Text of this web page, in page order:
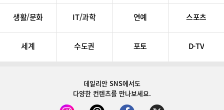
생활/문화 IT/과학 연예 스포츠
세계 수도권 포토 D-TV
데일리안 SNS에서도
다양한 컨텐츠를 만나보세요.